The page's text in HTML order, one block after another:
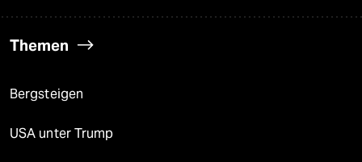
Themen
Bergsteigen
USA unter Trump